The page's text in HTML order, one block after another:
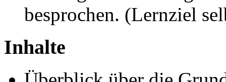
besprochen. (Lernziel
Inhalte